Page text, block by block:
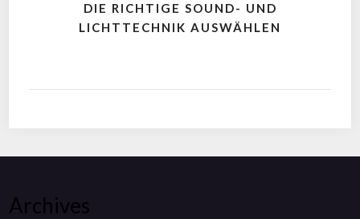
DIE RICHTIGE SOUND- UND
LICHTTECHNIK AUSWÄHLEN
Archives